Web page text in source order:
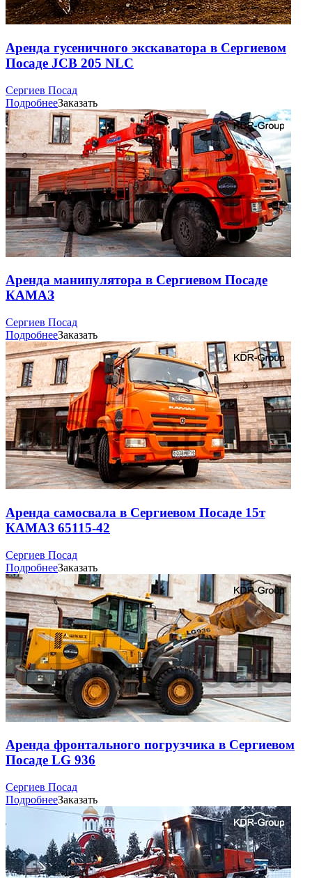
Аренда гусеничного экскаватора в Сергиевом
Посаде JCB 205 NLC
Сергиев Посад
ПодробнееЗаказать
Аренда манипулятора в Сергиевом Посаде
КАМАЗ
Сергиев Посад
ПодробнееЗаказать
Аренда самосвала в Сергиевом Посаде 15т
КАМАЗ 65115-42
Сергиев Посад
ПодробнееЗаказать
Аренда фронтального погрузчика в Сергиевом
Посаде LG 936
Сергиев Посад
ПодробнееЗаказать